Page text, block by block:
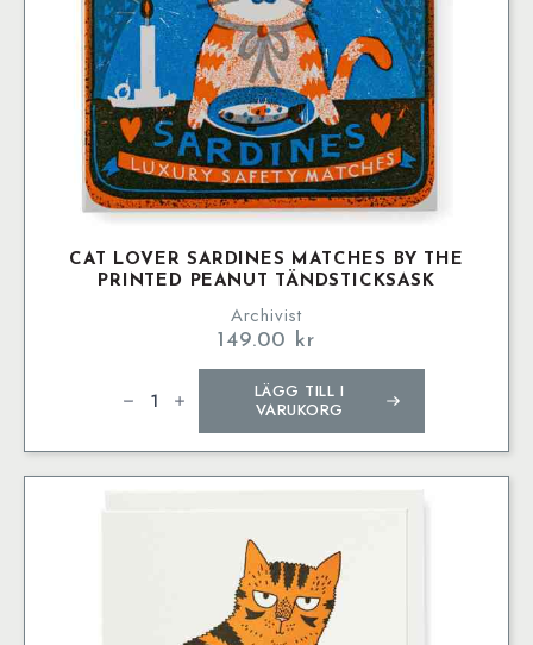
CAT LOVER SARDINES MATCHES BY THE
PRINTED PEANUT TÄNDSTICKSASK
Archivist
149.00 kr
Lover
Sardines
The
Printed
Peanut
LÄGG TILL I
VARUKORG